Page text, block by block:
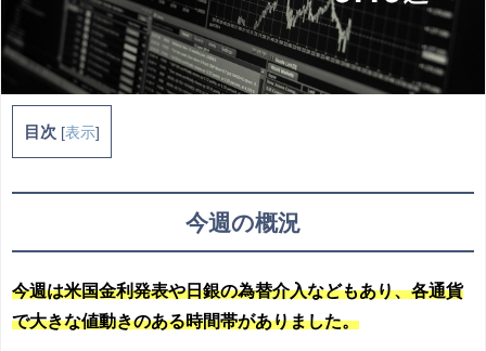
目次 [表示]
今週の概況
今週は米国金利発表や日銀の為替介入などもあり、各通貨
で大きな値動きのある時間帯がありました。